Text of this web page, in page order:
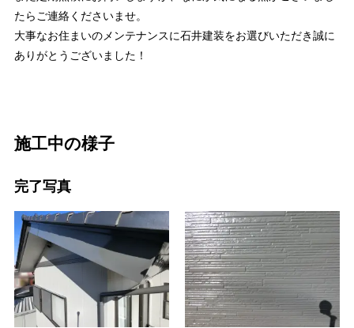
たらご連絡くださいませ。
大事なお住まいのメンテナンスに石井建装をお選びいただき誠に
ありがとうございました！
施工中の様子
完了写真